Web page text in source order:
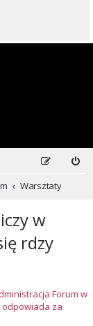
Warsztaty
w
rdzy
Forum w
za